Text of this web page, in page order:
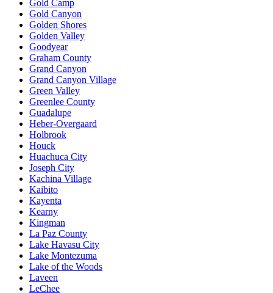
Gold Camp
Gold Canyon
Golden Shores
Golden Valley
Goodyear
Graham County
Grand Canyon
Grand Canyon Village
Green Valley
Greenlee County
Guadalupe
Heber-Overgaard
Holbrook
Houck
Huachuca City
Joseph City
Kachina Village
Kaibito
Kayenta
Kearny
Kingman
La Paz County
Lake Havasu City
Lake Montezuma
Lake of the Woods
Laveen
LeChee